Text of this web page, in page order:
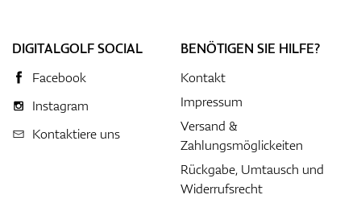
DIGITALGOLF SOCIAL
Facebook
Instagram
Kontaktiere uns
BENÖTIGEN SIE HILFE?
Kontakt
Impressum
Versand &
Zahlungsmöglickeiten
Rückgabe, Umtausch und
Widerrufsrecht